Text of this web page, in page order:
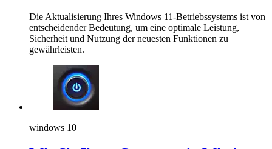
Die Aktualisierung Ihres Windows 11-Betriebssystems ist von
entscheidender Bedeutung, um eine optimale Leistung,
Sicherheit und Nutzung der neuesten Funktionen zu
gewährleisten.
windows 10